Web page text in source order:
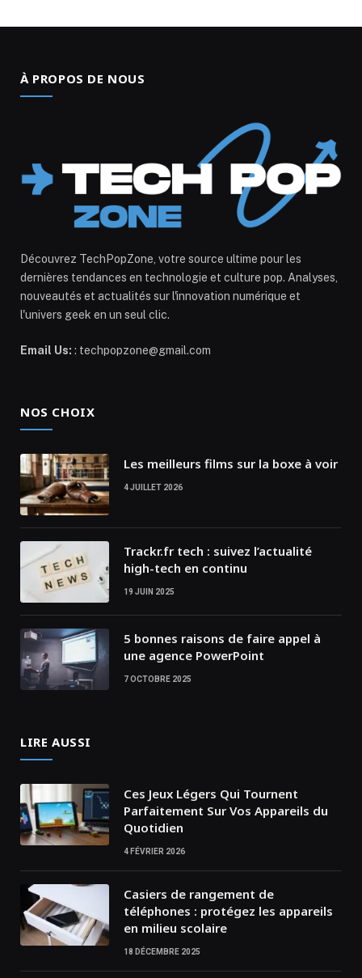
À PROPOS DE NOUS
Découvrez TechPopZone, votre source ultime pour les
dernières tendances en technologie et culture pop. Analyses,
nouveautés et actualités sur l'innovation numérique et
l'univers geek en un seul clic.
Email Us: : techpopzone@gmail.com
NOS CHOIX
Les meilleurs films sur la boxe à voir
4 JUILLET 2026
Trackr.fr tech : suivez l’actualité
high-tech en continu
19 JUIN 2025
5 bonnes raisons de faire appel à
une agence PowerPoint
7 OCTOBRE 2025
LIRE AUSSI
Ces Jeux Légers Qui Tournent
Parfaitement Sur Vos Appareils du
Quotidien
4 FÉVRIER 2026
Casiers de rangement de
téléphones : protégez les appareils
en milieu scolaire
18 DÉCEMBRE 2025